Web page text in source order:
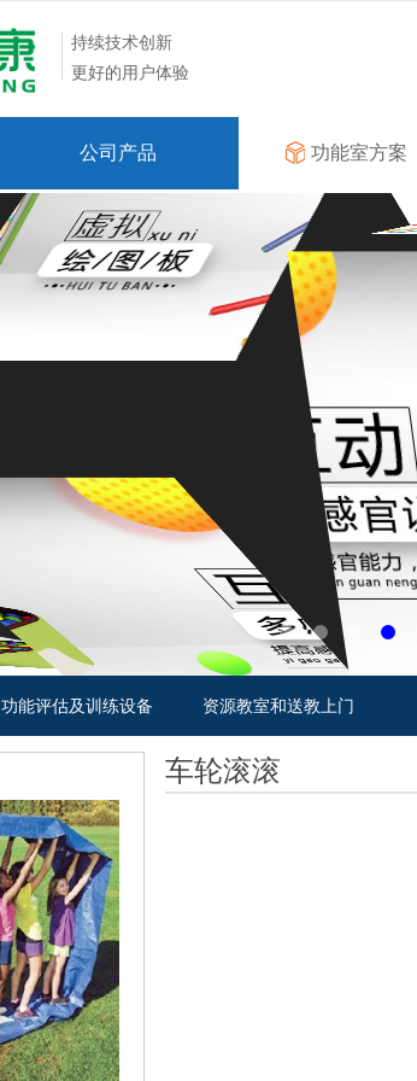
功能评估及训练设备 资源教室和送教上门
车轮滚滚
持续技术创新
更好的用户体验
公司产品 功能室方案